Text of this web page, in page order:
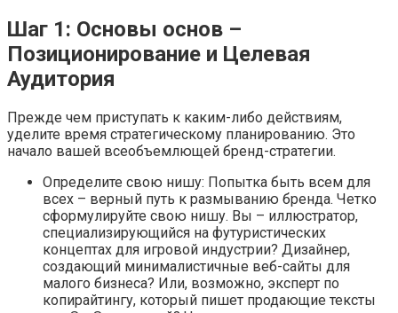
Шаг 1: Основы основ –
Позиционирование и Целевая
Аудитория
Прежде чем приступать к каким-либо действиям,
уделите время стратегическому планированию. Это
начало вашей всеобъемлющей бренд-стратегии.
Определите свою нишу: Попытка быть всем для
всех – верный путь к размыванию бренда. Четко
сформулируйте свою нишу. Вы – иллюстратор,
специализирующийся на футуристических
концептах для игровой индустрии? Дизайнер,
создающий минималистичные веб-сайты для
малого бизнеса? Или, возможно, эксперт по
копирайтингу, который пишет продающие тексты